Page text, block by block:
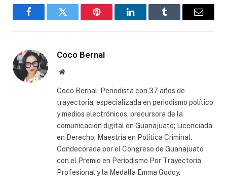
FacebookTwitter Pinterest LinkedInTumblr Email
Coco Bernal
Website
Coco Bernal, Periodista con 37 años de
trayectoria, especializada en periodismo político
y medios electrónicos, precursora de la
comunicación digital en Guanajuato; Licenciada
en Derecho, Maestría en Política Criminal.
Condecorada por el Congreso de Guanajuato
con el Premio en Periodismo Por Trayectoria
Profesional y la Medalla Emma Godoy.